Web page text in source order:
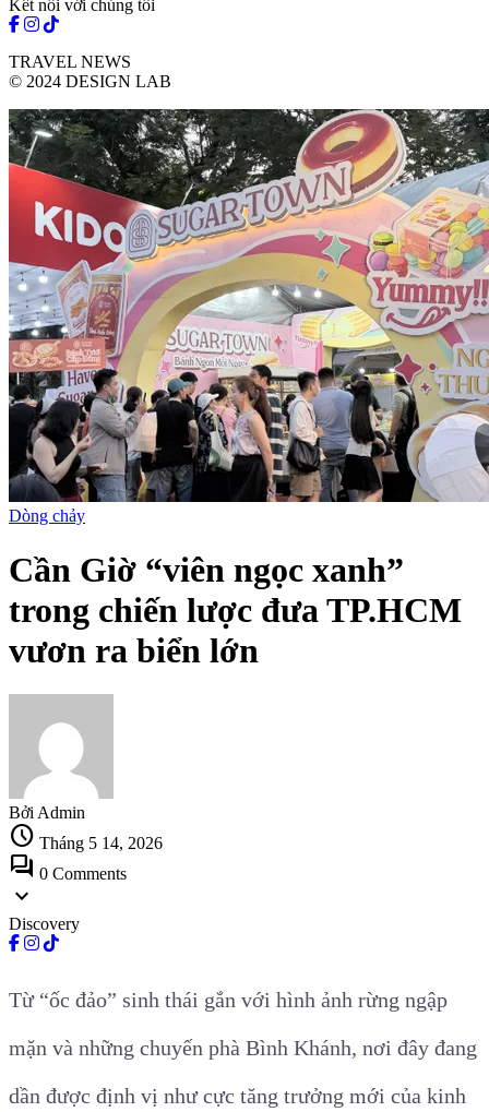
Kết nối với chúng tôi
TRAVEL NEWS
© 2024 DESIGN LAB
Dòng chảy
Cần Giờ “viên ngọc xanh”
trong chiến lược đưa TP.HCM
vươn ra biển lớn
Bởi Admin
schedule Tháng 5 14, 2026
forum 0 Comments
expand_more
Discovery
Từ “ốc đảo” sinh thái gắn với hình ảnh rừng ngập
mặn và những chuyến phà Bình Khánh, nơi đây đang
dần được định vị như cực tăng trưởng mới của kinh